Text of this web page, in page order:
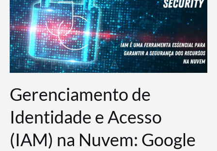
Operações
Gerenciamento de
Identidade e Acesso
(IAM) na Nuvem: Google